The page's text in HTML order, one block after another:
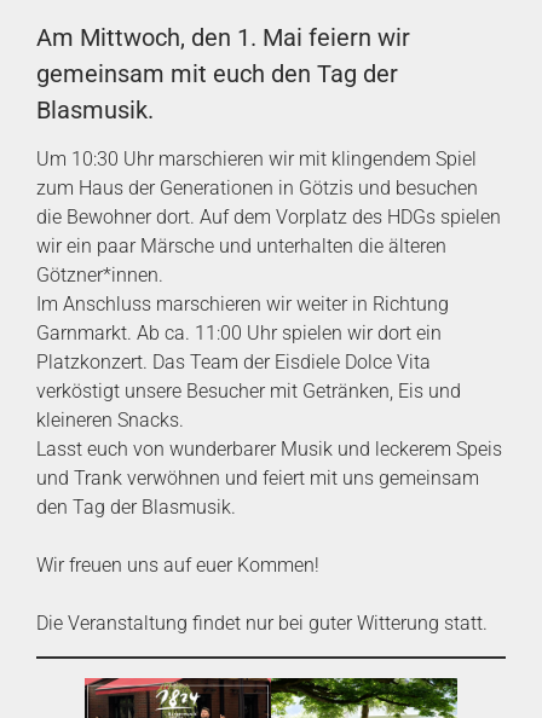
Am Mittwoch, den 1. Mai feiern wir
gemeinsam mit euch den Tag der
Blasmusik.
Um 10:30 Uhr marschieren wir mit klingendem Spiel
zum Haus der Generationen in Götzis und besuchen
die Bewohner dort. Auf dem Vorplatz des HDGs spielen
wir ein paar Märsche und unterhalten die älteren
Götzner*innen.
Im Anschluss marschieren wir weiter in Richtung
Garnmarkt. Ab ca. 11:00 Uhr spielen wir dort ein
Platzkonzert. Das Team der Eisdiele Dolce Vita
verköstigt unsere Besucher mit Getränken, Eis und
kleineren Snacks.
Lasst euch von wunderbarer Musik und leckerem Speis
und Trank verwöhnen und feiert mit uns gemeinsam
den Tag der Blasmusik.
Wir freuen uns auf euer Kommen!
Die Veranstaltung findet nur bei guter Witterung statt.